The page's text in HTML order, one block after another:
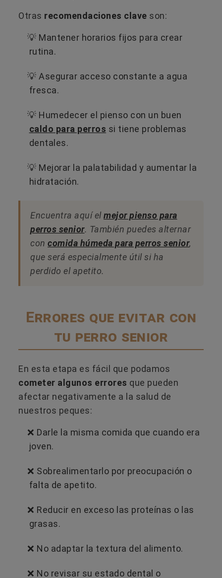
Otras recomendaciones clave son:
💡 Mantener horarios fijos para crear
rutina.
💡 Asegurar acceso constante a agua
fresca.
💡 Humedecer el pienso con un buen
caldo para perros si tiene problemas
dentales.
💡 Mejorar la palatabilidad y aumentar la
hidratación.
Encuentra aquí el mejor pienso para
perros senior. También puedes alternar
con comida húmeda para perros senior,
que será especialmente útil si ha
perdido el apetito.
Errores que evitar con
tu perro senior
En esta etapa es fácil que podamos
cometer algunos errores que pueden
afectar negativamente a la salud de
nuestros peques:
❌ Darle la misma comida que cuando era
joven.
❌ Sobrealimentarlo por preocupación o
falta de apetito.
❌ Reducir en exceso las proteínas o las
grasas.
❌ No adaptar la textura del alimento.
❌ No revisar su estado dental o